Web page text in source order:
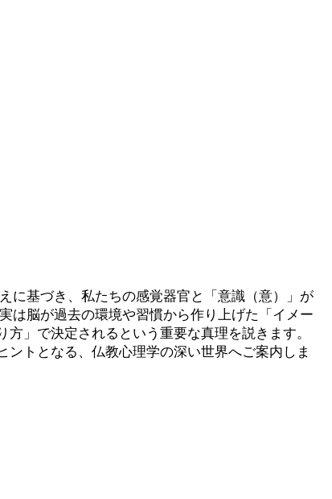
に基づき、私たちの感覚器官と「意識（意）」が
は脳が過去の環境や習慣から作り上げた「イメー
」で決定されるという重要な真理を説きます。
トとなる、仏教心理学の深い世界へご案内しま